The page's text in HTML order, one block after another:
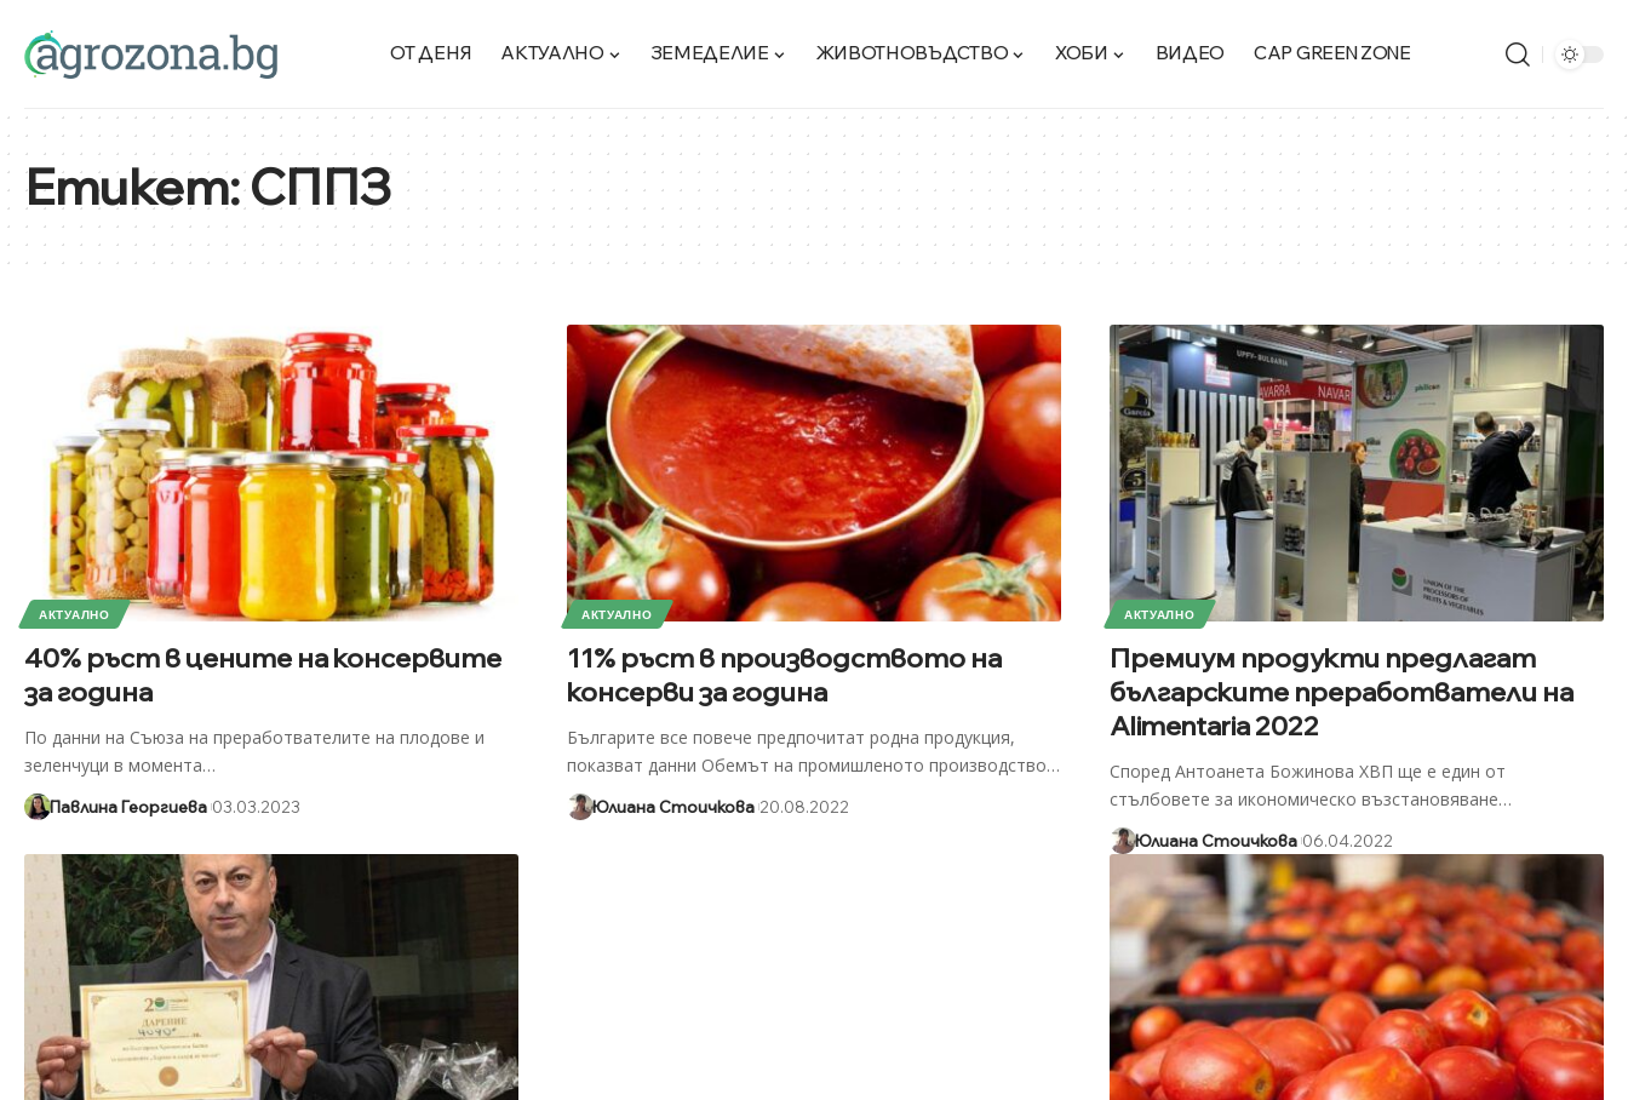
ОТ ДЕНЯ АКТУАЛНО ЗЕМЕДЕЛИЕ ЖИВОТНОВЪДСТВО ХОБИ ВИДЕО CAP GREEN ZONE
Етикет:СППЗ
АКТУАЛНО
40% ръст в цените на консервите
за година
По данни на Съюза на преработвателите на плодове и
зеленчуци в момента…
Павлина Георгиева 03.03.2023
АКТУАЛНО
11% ръст в производството на
консерви за година
Българите все повече предпочитат родна продукция,
показват данни Обемът на промишленото производство…
Юлиана Стоичкова 20.08.2022
АКТУАЛНО
Премиум продукти предлагат
българските преработватели на
Alimentaria 2022
Според Антоанета Божинова ХВП ще е един от
стълбовете за икономическо възстановяване…
Юлиана Стоичкова 06.04.2022